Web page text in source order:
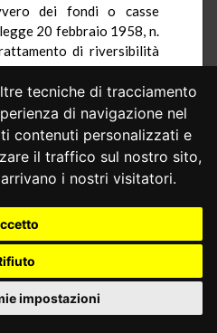
tecniche di tracciamento
di navigazione nel
contenuti personalizzati e
il traffico sul nostro sito,
i nostri visitatori.
impostazioni
dei fondi o casse
20 febbraio 1958, n.
di riversibilità
in favore dei pensionati
per la invalidità,
contestualmente
dell’art. 5 dello stesso d.
in fondi integrativi
obbligatoria (art. 4).
al Governo per la
revisione delle discipline
di pubblico impiego, di
territoriale), nel
ad emanare uno o più
il riordino del sistema